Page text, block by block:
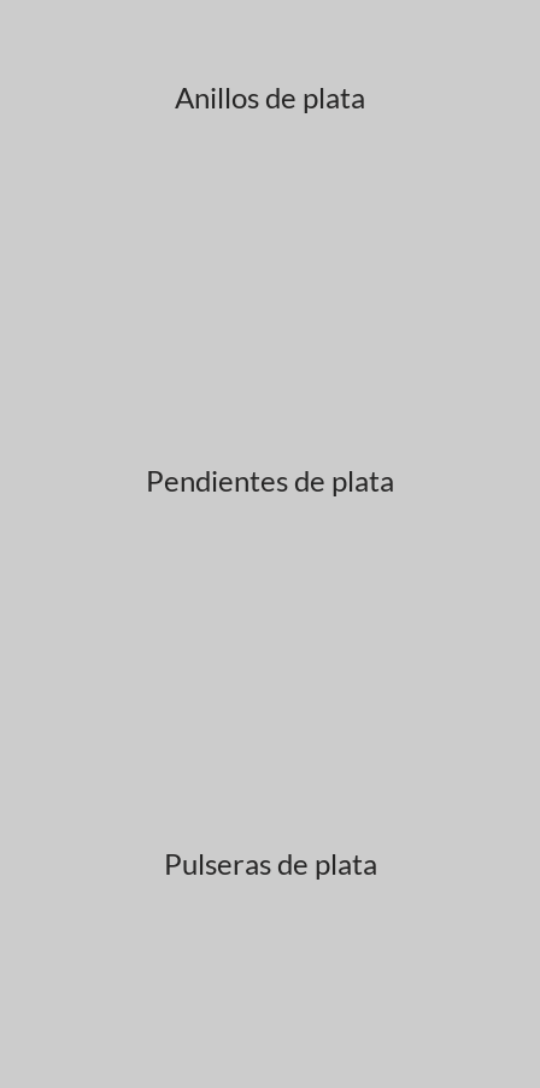
Anillos de plata
Pendientes de plata
Pulseras de plata